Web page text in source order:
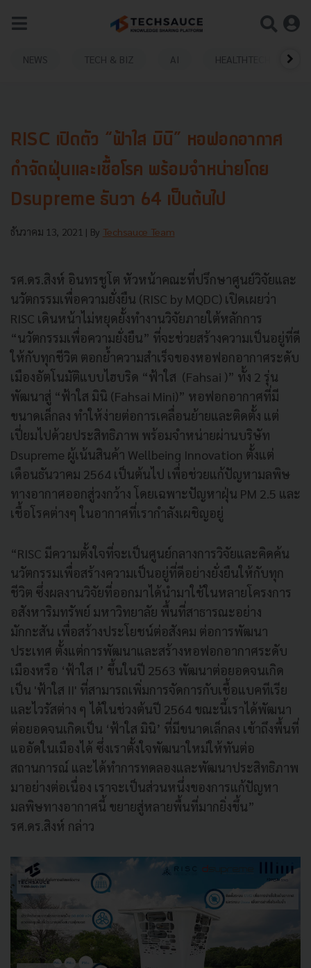
NEWS TECH & BIZ AI HEALTHTECH
RISC เปิดตัว “ฟ้าใส มินิ” หอฟอกอากาศ
กำจัดฝุ่นและเชื้อโรค พร้อมจำหน่ายโดย
Dsupreme ธันวา 64 เป็นต้นไป
ธันวาคม 13, 2021 | By Techsauce Team
รศ.ดร.สิงห์ อินทรชูโต หัวหน้าคณะที่ปรึกษาศูนย์วิจัยและ
นวัตกรรมเพื่อความยั่งยืน (RISC by MQDC) เปิดเผยว่า
RISC เดินหน้าไม่หยุดยั้งทำงานวิจัยภายใต้หลักการ
“นวัตกรรมเพื่อความยั่งยืน” ที่จะช่วยสร้างความเป็นอยู่ที่ดี
ให้กับทุกชีวิต ตอกย้ำความสำเร็จของหอฟอกอากาศระดับ
เมืองอัตโนมัติแบบไฮบริด “ฟ้าใส (Fahsai )” ทั้ง 2 รุ่น
พัฒนาสู่ “ฟ้าใส มินิ (Fahsai Mini)” หอฟอกอากาศที่มี
ขนาดเล็กลง ทำให้ง่ายต่อการเคลื่อนย้ายและติดตั้ง แต่
เปี่ยมไปด้วยประสิทธิภาพ พร้อมจำหน่ายผ่านบริษัท
Dsupreme ผู้เน้นสินค้า Wellbeing Innovation ตั้งแต่
เดือนธันวาคม 2564 เป็นต้นไป เพื่อช่วยแก้ปัญหามลพิษ
ทางอากาศออกสู่วงกว้าง โดยเฉพาะปัญหาฝุ่น PM 2.5 และ
เชื้อโรคต่างๆ ในอากาศที่เรากำลังเผชิญอยู่
“RISC มีความตั้งใจที่จะเป็นศูนย์กลางการวิจัยและคิดค้น
นวัตกรรมเพื่อสร้างความเป็นอยู่ที่ดีอย่างยั่งยืนให้กับทุก
ชีวิต ซึ่งผลงานวิจัยที่ออกมาได้นำมาใช้ในหลายโครงการ
อสังหาริมทรัพย์ มหาวิทยาลัย พื้นที่สาธารณะอย่าง
มักกะสัน เพื่อสร้างประโยชน์ต่อสังคม ต่อการพัฒนา
ประเทศ ตั้งแต่การพัฒนาและสร้างหอฟอกอากาศระดับ
เมืองหรือ ‘ฟ้าใส I’ ขึ้นในปี 2563 พัฒนาต่อยอดจนเกิด
เป็น 'ฟ้าใส II' ที่สามารถเพิ่มการจัดการกับเชื้อแบคทีเรีย
และไวรัสต่าง ๆ ได้ในช่วงต้นปี 2564 ขณะนี้เราได้พัฒนา
ต่อยอดจนเกิดเป็น ‘ฟ้าใส มินิ’ ที่มีขนาดเล็กลง เข้าถึงพื้นที่
แออัดในเมืองได้ ซึ่งเราตั้งใจพัฒนาใหม่ให้ทันต่อ
สถานการณ์ และได้ทำการทดลองและพัฒนาประสิทธิภาพ
มาอย่างต่อเนื่อง เราจะเป็นส่วนหนึ่งของการแก้ปัญหา
มลพิษทางอากาศนี้ ขยายสู่หลายพื้นที่มากยิ่งขึ้น”
รศ.ดร.สิงห์ กล่าว